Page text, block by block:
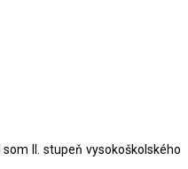
II. stupeň vysokoškolského